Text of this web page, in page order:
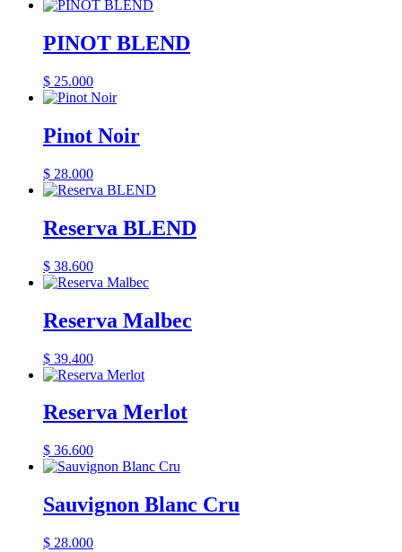
PINOT BLEND
$ 25.000
Pinot Noir
$ 28.000
Reserva BLEND
$ 38.600
Reserva Malbec
$ 39.400
Reserva Merlot
$ 36.600
Sauvignon Blanc Cru
$ 28.000